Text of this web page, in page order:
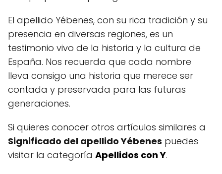
El apellido Yébenes, con su rica tradición y su
presencia en diversas regiones, es un
testimonio vivo de la historia y la cultura de
España. Nos recuerda que cada nombre
lleva consigo una historia que merece ser
contada y preservada para las futuras
generaciones.
Si quieres conocer otros artículos similares a
Significado del apellido Yébenes puedes
visitar la categoría Apellidos con Y.